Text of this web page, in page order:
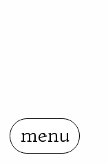
menu